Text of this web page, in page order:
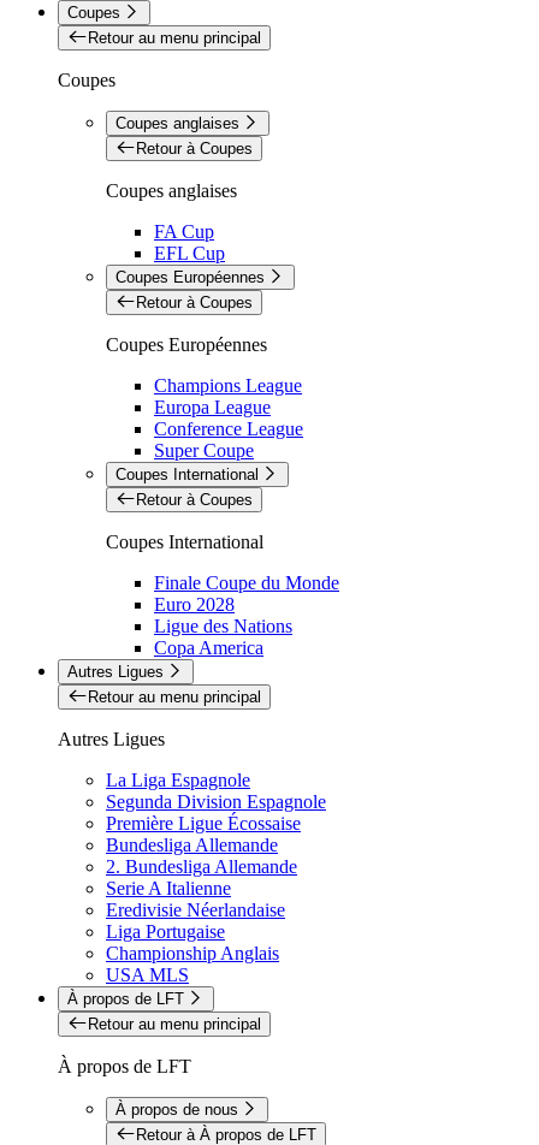
Coupes
Retour au menu principal
Coupes
Coupes anglaises
Retour à Coupes
Coupes anglaises
FA Cup
EFL Cup
Coupes Européennes
Retour à Coupes
Coupes Européennes
Champions League
Europa League
Conference League
Super Coupe
Coupes International
Retour à Coupes
Coupes International
Finale Coupe du Monde
Euro 2028
Ligue des Nations
Copa America
Autres Ligues
Retour au menu principal
Autres Ligues
La Liga Espagnole
Segunda Division Espagnole
Première Ligue Écossaise
Bundesliga Allemande
2. Bundesliga Allemande
Serie A Italienne
Eredivisie Néerlandaise
Liga Portugaise
Championship Anglais
USA MLS
À propos de LFT
Retour au menu principal
À propos de LFT
À propos de nous
Retour à À propos de LFT